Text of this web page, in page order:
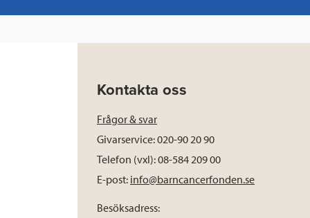
Kontakta oss
Frågor & svar
Givarservice: 020-90 20 90
Telefon (vxl): 08-584 209 00
E-post: info@barncancerfonden.se
Besöksadress: